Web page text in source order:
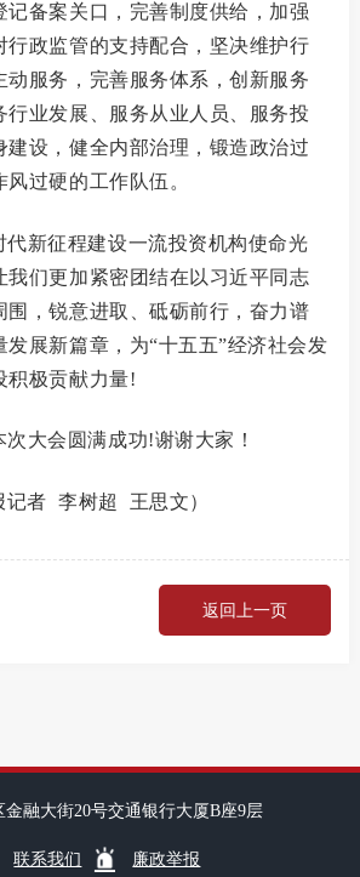
记备案关口，完善制度供给，加强
行政监管的支持配合，坚决维护行
动服务，完善服务体系，创新服务
行业发展、服务从业人员、服务投
建设，健全内部治理，锻造政治过
过硬的工作队伍。
代新征程建设一流投资机构使命光
我们更加紧密团结在以习近平同志
围，锐意进取、砥砺前行，奋力谱
发展新篇章，为“十五五”经济社会发
积极贡献力量!
次大会圆满成功!谢谢大家！
记者 李树超 王思文）
返回上一页
金融大街20号交通银行大厦B座9层
联系我们 廉政举报